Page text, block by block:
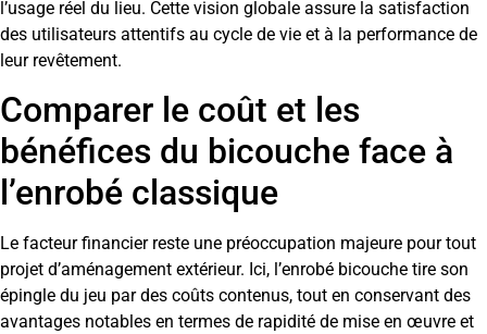
l’usage réel du lieu. Cette vision globale assure la satisfaction
des utilisateurs attentifs au cycle de vie et à la performance de
leur revêtement.
Comparer le coût et les
bénéfices du bicouche face à
l’enrobé classique
Le facteur financier reste une préoccupation majeure pour tout
projet d’aménagement extérieur. Ici, l’enrobé bicouche tire son
épingle du jeu par des coûts contenus, tout en conservant des
avantages notables en termes de rapidité de mise en œuvre et